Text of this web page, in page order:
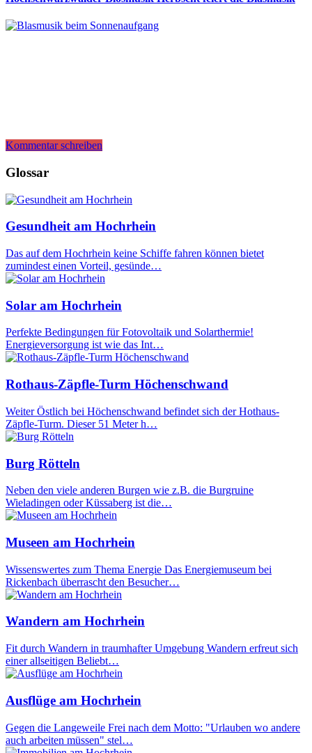
Kommentar schreiben
Glossar
Gesundheit am Hochrhein
Das auf dem Hochrhein keine Schiffe fahren können bietet
zumindest einen Vorteil, gesünde…
Solar am Hochrhein
Perfekte Bedingungen für Fotovoltaik und Solarthermie!
Energieversorgung ist wie das Int…
Rothaus-Zäpfle-Turm Höchenschwand
Weiter Östlich bei Höchenschwand befindet sich der Hothaus-
Zäpfle-Turm. Dieser 51 Meter h…
Burg Rötteln
Neben den viele anderen Burgen wie z.B. die Burgruine
Wieladingen oder Küssaberg ist die…
Museen am Hochrhein
Wissenswertes zum Thema Energie Das Energiemuseum bei
Rickenbach überrascht den Besucher…
Wandern am Hochrhein
Fit durch Wandern in traumhafter Umgebung Wandern erfreut sich
einer allseitigen Beliebt…
Ausflüge am Hochrhein
Gegen die Langeweile Frei nach dem Motto: "Urlauben wo andere
auch arbeiten müssen" stel…